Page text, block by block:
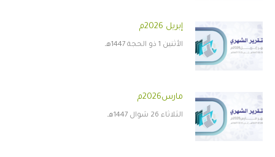
إبريل 2026م
الأثنين 1 ذو الحجة 1447هـ
مارس2026م
الثلاثاء 26 شوال 1447هـ